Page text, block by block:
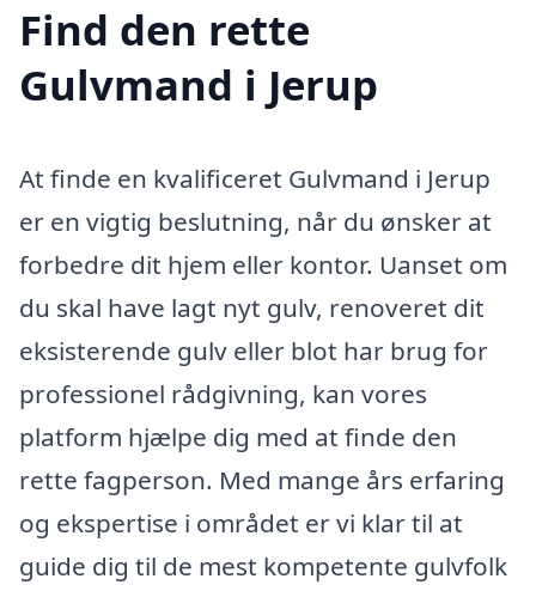
Find den rette
Gulvmand i Jerup
At finde en kvalificeret Gulvmand i Jerup
er en vigtig beslutning, når du ønsker at
forbedre dit hjem eller kontor. Uanset om
du skal have lagt nyt gulv, renoveret dit
eksisterende gulv eller blot har brug for
professionel rådgivning, kan vores
platform hjælpe dig med at finde den
rette fagperson. Med mange års erfaring
og ekspertise i området er vi klar til at
guide dig til de mest kompetente gulvfolk